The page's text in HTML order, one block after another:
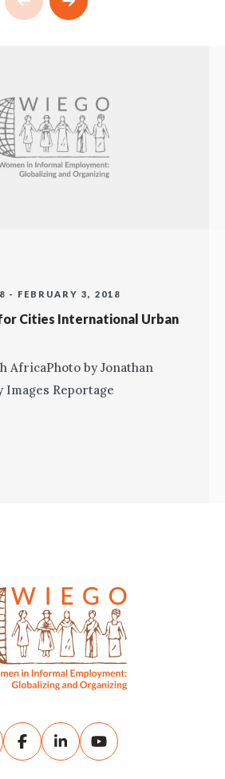
- FEBRUARY 3, 2018
Cities International Urban
AfricaPhoto by Jonathan
Reportage